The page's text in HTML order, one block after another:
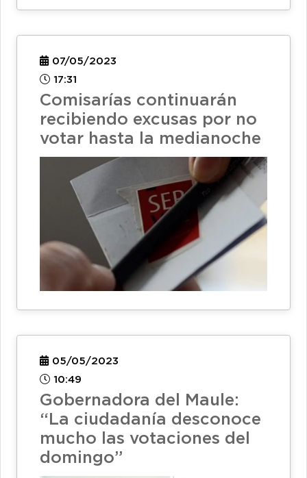
07/05/2023
17:31
Comisarías continuarán
recibiendo excusas por no
votar hasta la medianoche
05/05/2023
10:49
Gobernadora del Maule:
“La ciudadanía desconoce
mucho las votaciones del
domingo”